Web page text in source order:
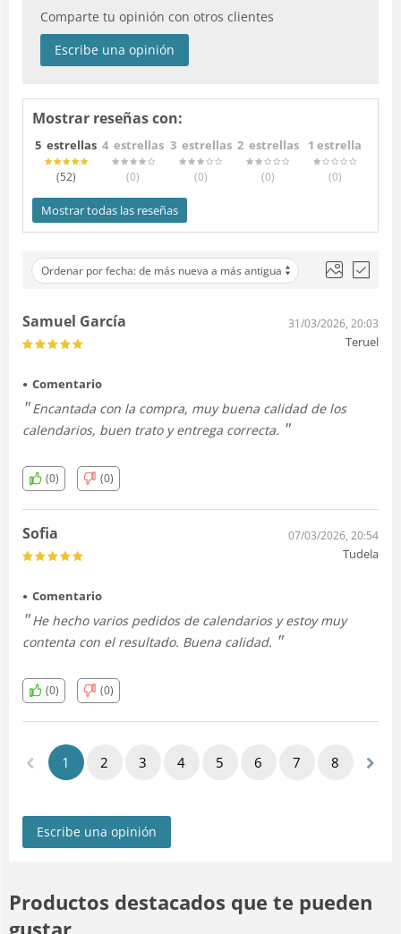
Comparte tu opinión con otros clientes
Escribe una opinión
Mostrar reseñas con:
5 estrellas
(52)
4 estrellas
(0)
3 estrellas
(0)
2 estrellas
(0)
1 estrella
(0)
Mostrar todas las reseñas
Ordenar por fecha: de más nueva a más antigua
Samuel García 31/03/2026, 20:03
Teruel
Comentario
Encantada con la compra, muy buena calidad de los
calendarios, buen trato y entrega correcta.
(0) (0)
Sofia 07/03/2026, 20:54
Tudela
Comentario
He hecho varios pedidos de calendarios y estoy muy
contenta con el resultado. Buena calidad.
(0) (0)
1 2 3 4 5 6 7 8
Escribe una opinión
Productos destacados que te pueden
gustar